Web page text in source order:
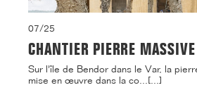
07/25
CHANTIER PIERRE
Sur l'île de Bendor dans le Var, la
mise en œuvre dans la co...[...]